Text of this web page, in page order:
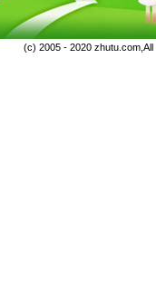
(c) 2005 - 2020